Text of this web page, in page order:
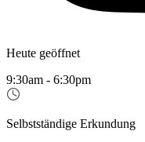
Heute geöffnet
9:30am - 6:30pm
Selbstständige Erkundung